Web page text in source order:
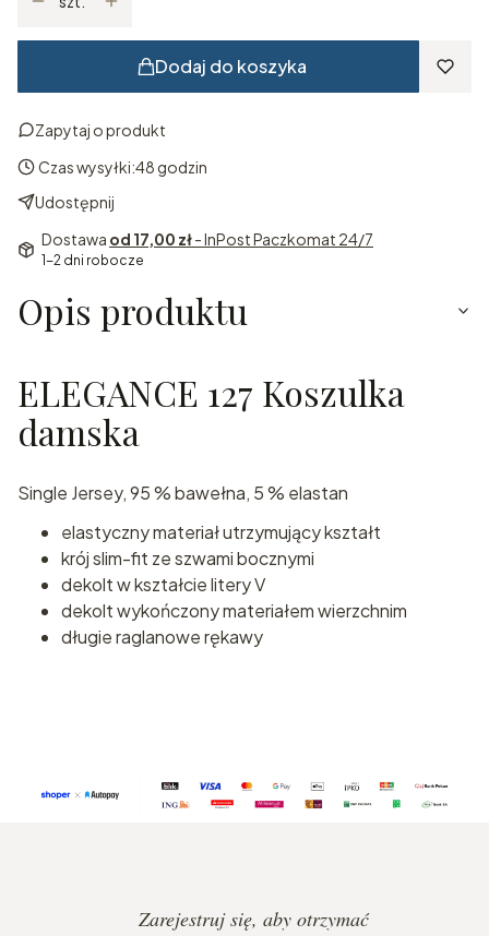
Dodaj do koszyka
Zapytaj o produkt
Czas wysyłki:48 godzin
Udostępnij
Dostawa od 17,00 zł- InPost Paczkomat 24/7
1-2 dni robocze
Opis produktu
ELEGANCE 127 Koszulka
damska
Single Jersey, 95 % bawełna, 5 % elastan
elastyczny materiał utrzymujący kształt
krój slim-fit ze szwami bocznymi
dekolt w kształcie litery V
dekolt wykończony materiałem wierzchnim
długie raglanowe rękawy
Zarejestruj się, aby otrzymać